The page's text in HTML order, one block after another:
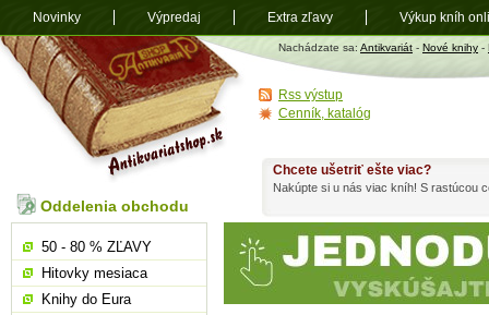
Antikvariát
shop.sk
Nachádzate sa: Antikvariát - Nové knihy -
Chcete ušetriť ešte viac?
Nakúpte si u nás viac kníh! S rastúcou
Oddelenia obchodu
50 - 80 % ZĽAVY
Hitovky mesiaca
Knihy do Eura
Rss výstup
Cenník, katalóg
Novinky Výpredaj Extra zľavy Výkup kníh